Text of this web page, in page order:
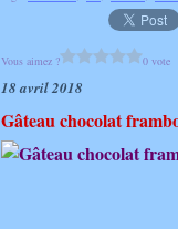
Vous aimez ? 0 vote
18 avril 2018
Gâteau chocolat